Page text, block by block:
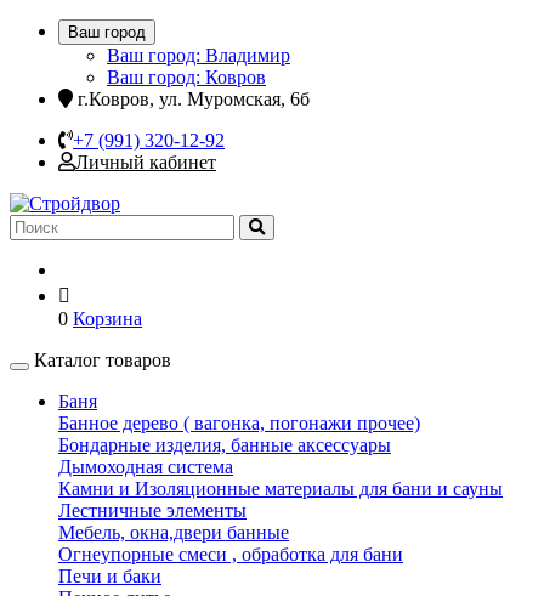
Ваш город
Ваш город: Владимир
Ваш город: Ковров
г.Ковров, ул. Муромская, 6б
+7 (991) 320-12-92
Личный кабинет
0 Корзина
Каталог товаров
Баня
Банное дерево ( вагонка, погонажи прочее)
Бондарные изделия, банные аксессуары
Дымоходная система
Камни и Изоляционные материалы для бани и сауны
Лестничные элементы
Мебель, окна,двери банные
Огнеупорные смеси , обработка для бани
Печи и баки